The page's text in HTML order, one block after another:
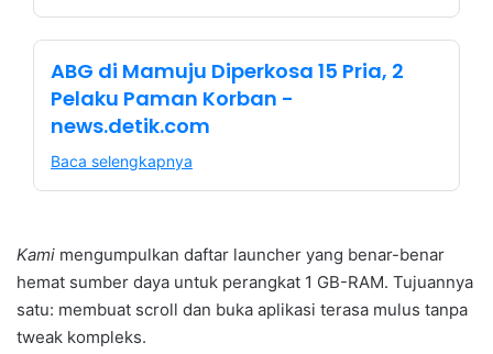
ABG di Mamuju Diperkosa 15 Pria, 2
Pelaku Paman Korban -
news.detik.com
Baca selengkapnya
Kami mengumpulkan daftar launcher yang benar-benar
hemat sumber daya untuk perangkat 1 GB-RAM. Tujuannya
satu: membuat scroll dan buka aplikasi terasa mulus tanpa
tweak kompleks.